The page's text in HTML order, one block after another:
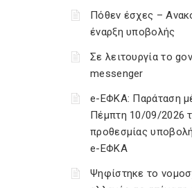
Πόθεν έσχες –
έναρξη υποβολής
Σε λειτουργία το
messenger
e-ΕΦΚΑ: Παράταση
Πέμπτη 10/09/2026
προθεσμίας
e-ΕΦΚΑ
Ψηφίστηκε το